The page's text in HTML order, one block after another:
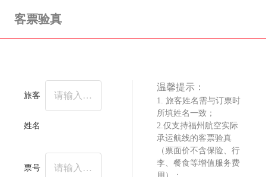
客票验真
旅客
姓名
票号
温馨提示：
1. 旅客姓名需与订票时
所填姓名一致；
2.仅支持福州航空实际
承运航线的客票验真
（票面价不含保险、行
李、餐食等增值服务费